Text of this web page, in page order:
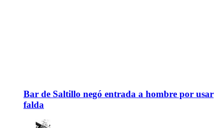
Bar de Saltillo negó entrada a hombre por usar
falda